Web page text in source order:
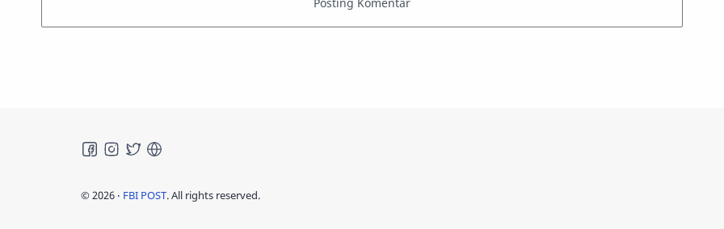
©2026 ‧ FBI POST. All rights reserved.